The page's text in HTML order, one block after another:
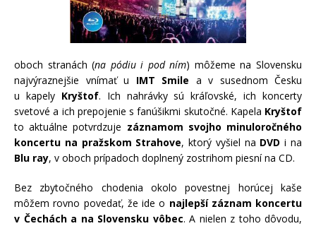
oboch stranách (na pódiu i pod ním) môžeme na Slovensku
najvýraznejšie vnímať u IMT Smile a v susednom Česku
u kapely Kryštof. Ich nahrávky sú kráľovské, ich koncerty
svetové a ich prepojenie s fanúšikmi skutočné. Kapela Kryštof
to aktuálne potvrdzuje záznamom svojho minuloročného
koncertu na pražskom Strahove, ktorý vyšiel na DVD i na
Blu ray, v oboch prípadoch doplnený zostrihom piesní na CD.
Bez zbytočného chodenia okolo povestnej horúcej kaše
môžem rovno povedať, že ide o najlepší záznam koncertu
v Čechách a na Slovensku vôbec. A nielen z toho dôvodu,